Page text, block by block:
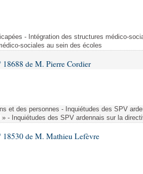
- Intégration des structures médico-
sociales au sein des écoles
18688 de M. Pierre Cordier
et des personnes - Inquiétudes des SPV
- Inquiétudes des SPV ardennais sur la
18530 de M. Mathieu Lefèvre